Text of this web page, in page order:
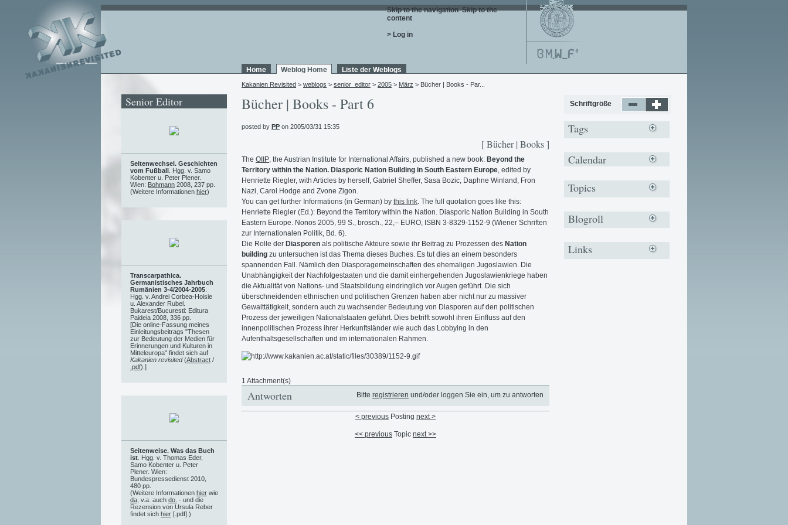
Skip to the navigation. Skip to the
content.
> Log in
Home Weblog Home Liste der Weblogs
Kakanien Revisited > weblogs > senior_editor > 2005 > März > Bücher | Books - Par...
Bücher | Books - Part 6
posted by PP on 2005/03/31 15:35
[ Bücher | Books ]
The OIIP , the Austrian Institute for International Affairs, published a new book: Beyond the
Territory within the Nation. Diasporic Nation Building in South Eastern Europe , edited by
Henriette Riegler, with Articles by herself, Gabriel Sheffer, Sasa Bozic, Daphne Winland, Fron
Nazi, Carol Hodge and Zvone Zigon.
You can get further Informations (in German) by this link . The full quotation goes like this:
Henriette Riegler (Ed.): Beyond the Territory within the Nation. Diasporic Nation Building in South
Eastern Europe. Nonos 2005, 99 S., brosch., 22,– EURO, ISBN 3-8329-1152-9 (Wiener Schriften
zur Internationalen Politik, Bd. 6).
Die Rolle der Diasporen als politische Akteure sowie ihr Beitrag zu Prozessen des Nation
building zu untersuchen ist das Thema dieses Buches. Es tut dies an einem besonders
spannenden Fall. Nämlich den Diasporagemeinschaften des ehemaligen Jugoslawien. Die
Unabhängigkeit der Nachfolgestaaten und die damit einhergehenden Jugoslawienkriege haben
die Aktualität von Nations- und Staatsbildung eindringlich vor Augen geführt. Die sich
überschneidenden ethnischen und politischen Grenzen haben aber nicht nur zu massiver
Gewalttätigkeit, sondern auch zu wachsender Bedeutung von Diasporen auf den politischen
Prozess der jeweiligen Nationalstaaten geführt. Dies betrifft sowohl ihren Einfluss auf den
innenpolitischen Prozess ihrer Herkunftsländer wie auch das Lobbying in den
Aufenthaltsgesellschaften und im internationalen Rahmen.
1 Attachment(s)
Bitte registrieren und/oder loggen Sie ein, um zu antworten
Antworten
< previous Posting next >
<< previous Topic next >>
Senior Editor
Seitenwechsel. Geschichten
vom Fußball . Hgg. v. Samo
Kobenter u. Peter Plener.
Wien: Bohmann 2008, 237 pp.
(Weitere Informationen hier)
Transcarpathica.
Germanistisches Jahrbuch
Rumänien 3-4/2004-2005
Hgg. v. Andrei Corbea-Hoisie
u. Alexander Rubel.
Bukarest/Bucuresti: Editura
Paideia 2008, 336 pp.
[Die online-Fassung meines
Einleitungsbeitrags "Thesen
zur Bedeutung der Medien für
Erinnerungen und Kulturen in
Mitteleuropa" findet sich auf
Kakanien revisited(Abstract /
.pdf).]
Seitenweise. Was das Buch
ist . Hgg. v. Thomas Eder,
Samo Kobenter u. Peter
Plener. Wien:
Bundespressedienst 2010,
480 pp.
(Weitere Informationen hier wie
da , v.a. auch do. - und die
Rezension von Ursula Reber
findet sich hier [.pdf].)
Schriftgröße
Tags
Calendar
Topics
Blogroll
Links